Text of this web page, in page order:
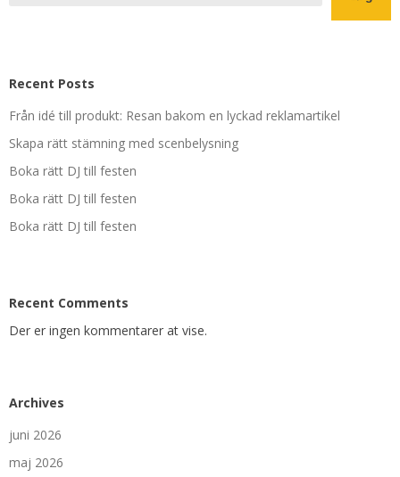
Recent Posts
Från idé till produkt: Resan bakom en lyckad reklamartikel
Skapa rätt stämning med scenbelysning
Boka rätt DJ till festen
Boka rätt DJ till festen
Boka rätt DJ till festen
Recent Comments
Der er ingen kommentarer at vise.
Archives
juni 2026
maj 2026